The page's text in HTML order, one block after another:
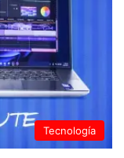
Tecnología